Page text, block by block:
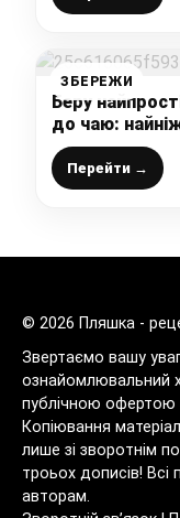
ЗБЕРЕЖИ
Беру
до чаю:
останньої
Перейти →
© 2026 Пляшка -
Звертаємо вашу
ознайомлювальний
публічною офертою
Копіювання
лише зі зворотнім
троьох дописів! Всі
авторам.